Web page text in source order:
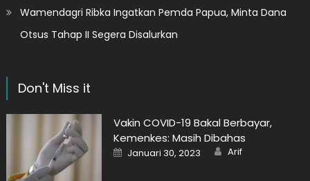
Wamendagri Ribka Ingatkan Pemda Papua, Minta Dana
Otsus Tahap II Segera Disalurkan
Don't Miss it
Vakin COVID-19 Bakal Berbayar,
Kemenkes: Masih Dibahas
Posted
on
Januari 30, 2023 Author
Arif